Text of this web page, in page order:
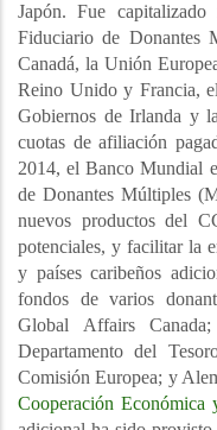
Japón. Fue
Fiduciario de Donantes
Canadá, la Unión
Reino Unido y Francia,
Gobiernos de Irlanda y
cuotas de afiliación
2014, el Banco Mundial
de Donantes Múltiples
nuevos productos del
potenciales, y facilitar la
y países caribeños
fondos de varios
Global Affairs
Departamento del
Comisión Europea; y
Cooperación